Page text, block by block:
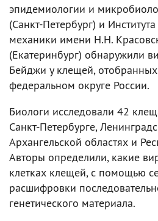
эпидемиологии и
(Санкт-Петербург) и
механики имени Н.Н.
(Екатеринбург) обнаружили
Бейджи у клещей,
федеральном округе России.
Биологи исследовали 42
Санкт-Петербурге,
Архангельской областях и
Авторы определили, какие
клетках клещей, с помощью
расшифровки
генетического материала.